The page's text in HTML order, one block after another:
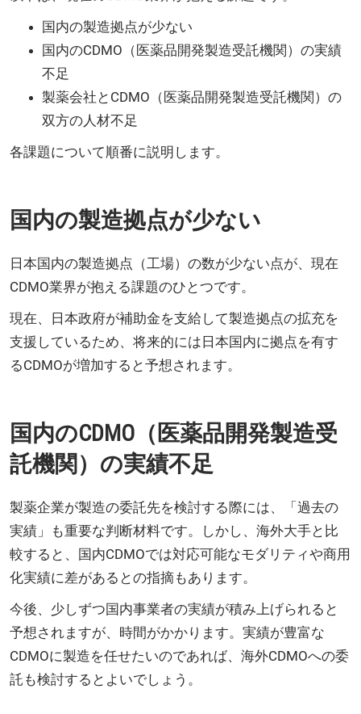
国内の製造拠点が少ない
国内のCDMO（医薬品開発製造受託機関）の実績
不足
製薬会社とCDMO（医薬品開発製造受託機関）の
双方の人材不足
各課題について順番に説明します。
国内の製造拠点が少ない
日本国内の製造拠点（工場）の数が少ない点が、現在
CDMO業界が抱える課題のひとつです。
現在、日本政府が補助金を支給して製造拠点の拡充を
支援しているため、将来的には日本国内に拠点を有す
るCDMOが増加すると予想されます。
国内のCDMO（医薬品開発製造受
託機関）の実績不足
製薬企業が製造の委託先を検討する際には、「過去の
実績」も重要な判断材料です。しかし、海外大手と比
較すると、国内CDMOでは対応可能なモダリティや商用
化実績に差があるとの指摘もあります。
今後、少しずつ国内事業者の実績が積み上げられると
予想されますが、時間がかかります。実績が豊富な
CDMOに製造を任せたいのであれば、海外CDMOへの委
託も検討するとよいでしょう。